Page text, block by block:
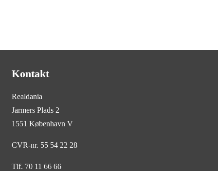
Kontakt
Realdania
Jarmers Plads 2
1551 København V
CVR-nr. 55 54 22 28
Tlf. 70 11 66 66